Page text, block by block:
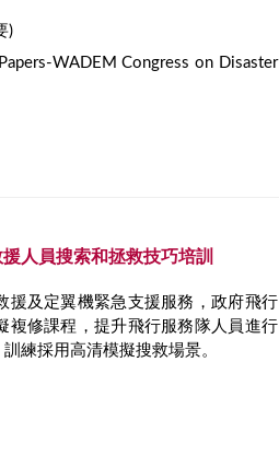
)
WADEM Congress on Disaster
人員搜索和拯救技巧培訓
援及定翼機緊急支援服務，政府飛行
複修課程，提升飛行服務隊人員進行
練採用高清模擬搜救場景。